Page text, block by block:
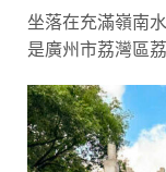
坐落在充滿嶺南
是廣州市荔灣區